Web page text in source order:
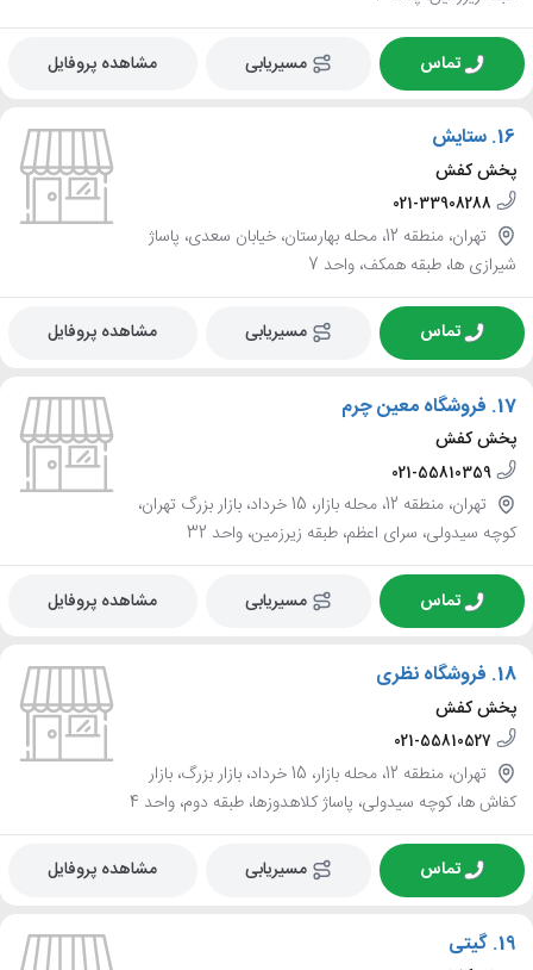
تماس مسیریابی مشاهده پروفایل
16. ستایش
پخش کفش
021-33908288
تهران، منطقه 12، محله بهارستان، خیابان سعدی، پاساژ
شیرازی ها، طبقه همکف، واحد 7
تماس مسیریابی مشاهده پروفایل
17. فروشگاه معین چرم
پخش کفش
021-55810359
تهران، منطقه 12، محله بازار، 15 خرداد، بازار بزرگ تهران،
کوچه سیدولی، سرای اعظم، طبقه زیرزمین، واحد 32
تماس مسیریابی مشاهده پروفایل
18. فروشگاه نظری
پخش کفش
021-55810527
تهران، منطقه 12، محله بازار، 15 خرداد، بازار بزرگ، بازار
کفاش ها، کوچه سیدولی، پاساژ کلاهدوزها، طبقه دوم، واحد 4
تماس مسیریابی مشاهده پروفایل
19. گیتی